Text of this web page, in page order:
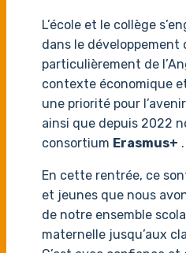
L’école et le collège
dans le
particulièrement de
contexte économique
une priorité pour
ainsi que depuis 2022
consortium Erasmus+ .
En cette rentrée, ce
et jeunes que nous
de notre ensemble
maternelle jusqu’aux